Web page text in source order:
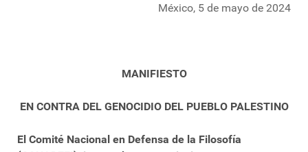
México, 5 de mayo de 2024
MANIFIESTO
EN CONTRA DEL GENOCIDIO DEL PUEBLO PALESTINO
El Comité Nacional en Defensa de la Filosofía